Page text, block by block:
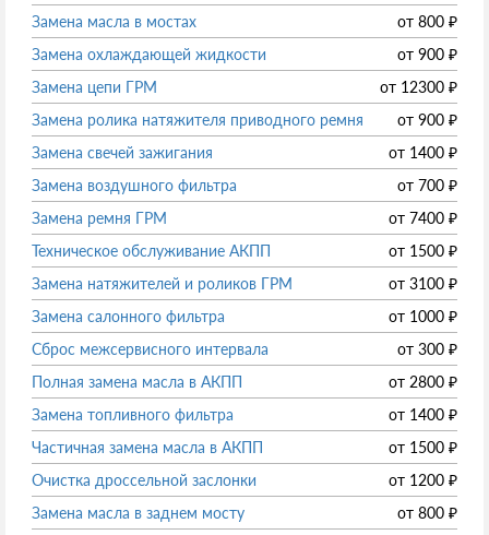
Замена масла в мостах
от 800 ₽
Замена охлаждающей жидкости
от 900 ₽
Замена цепи ГРМ
от 12300 ₽
Замена ролика натяжителя приводного ремня
от 900 ₽
Замена свечей зажигания
от 1400 ₽
Замена воздушного фильтра
от 700 ₽
Замена ремня ГРМ
от 7400 ₽
Техническое обслуживание АКПП
от 1500 ₽
Замена натяжителей и роликов ГРМ
от 3100 ₽
Замена салонного фильтра
от 1000 ₽
Сброс межсервисного интервала
от 300 ₽
Полная замена масла в АКПП
от 2800 ₽
Замена топливного фильтра
от 1400 ₽
Частичная замена масла в АКПП
от 1500 ₽
Очистка дроссельной заслонки
от 1200 ₽
Замена масла в заднем мосту
от 800 ₽